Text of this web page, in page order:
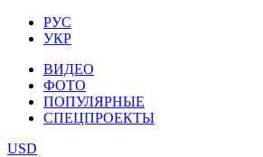
РУС
УКР
ВИДЕО
ФОТО
ПОПУЛЯРНЫЕ
СПЕЦПРОЕКТЫ
USD